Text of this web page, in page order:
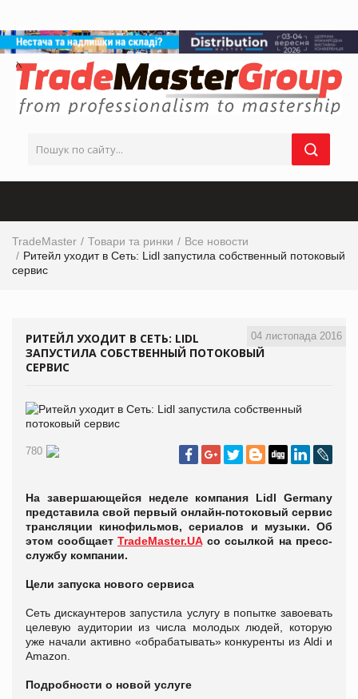
TradeMaster Товари та ринки
Все новости
Ритейл уходит в Сеть: Lidl запустила собственный потоковый
сервис
04 листопада 2016
РИТЕЙЛ УХОДИТ В СЕТЬ: LIDL
ЗАПУСТИЛА СОБСТВЕННЫЙ ПОТОКОВЫЙ
СЕРВИС
780
На завершающейся неделе компания Lidl Germany
представила свой первый онлайн-потоковый сервис
трансляции кинофильмов, сериалов и музыки. Об
этом сообщает TradeMaster.UAсо ссылкой на пресс-
службу компании.
Цели запуска нового сервиса
Сеть дискаунтеров запустила услугу в попытке завоевать
целевую аудитории из числа молодых людей, которую
уже начали активно «обрабатывать» конкуренты из Aldi и
Amazon.
Подробности о новой услуге